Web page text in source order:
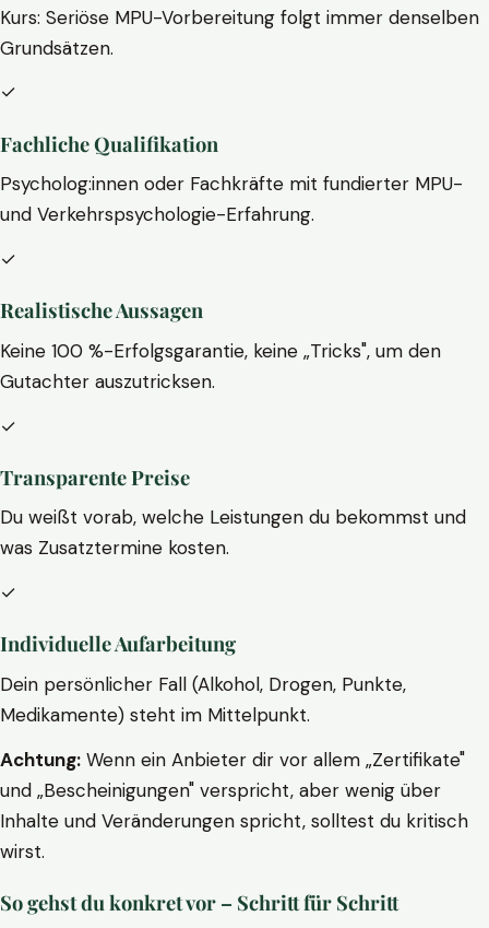
Kurs: Seriöse MPU-Vorbereitung folgt immer denselben
Grundsätzen.
✓
Fachliche Qualifikation
Psycholog:innen oder Fachkräfte mit fundierter MPU-
und Verkehrspsychologie-Erfahrung.
✓
Realistische Aussagen
Keine 100 %-Erfolgsgarantie, keine „Tricks", um den
Gutachter auszutricksen.
✓
Transparente Preise
Du weißt vorab, welche Leistungen du bekommst und
was Zusatztermine kosten.
✓
Individuelle Aufarbeitung
Dein persönlicher Fall (Alkohol, Drogen, Punkte,
Medikamente) steht im Mittelpunkt.
Achtung: Wenn ein Anbieter dir vor allem „Zertifikate"
und „Bescheinigungen" verspricht, aber wenig über
Inhalte und Veränderungen spricht, solltest du kritisch
wirst.
So gehst du konkret vor – Schritt für Schritt